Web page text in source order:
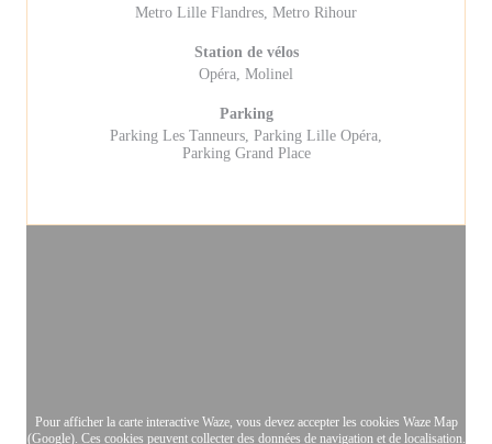
Metro Lille Flandres, Metro Rihour
Station de vélos
Opéra, Molinel
Parking
Parking Les Tanneurs, Parking Lille Opéra,
Parking Grand Place
Pour afficher la carte interactive Waze, vous devez accepter les cookies Waze Map
(Google). Ces cookies peuvent collecter des données de navigation et de localisation.